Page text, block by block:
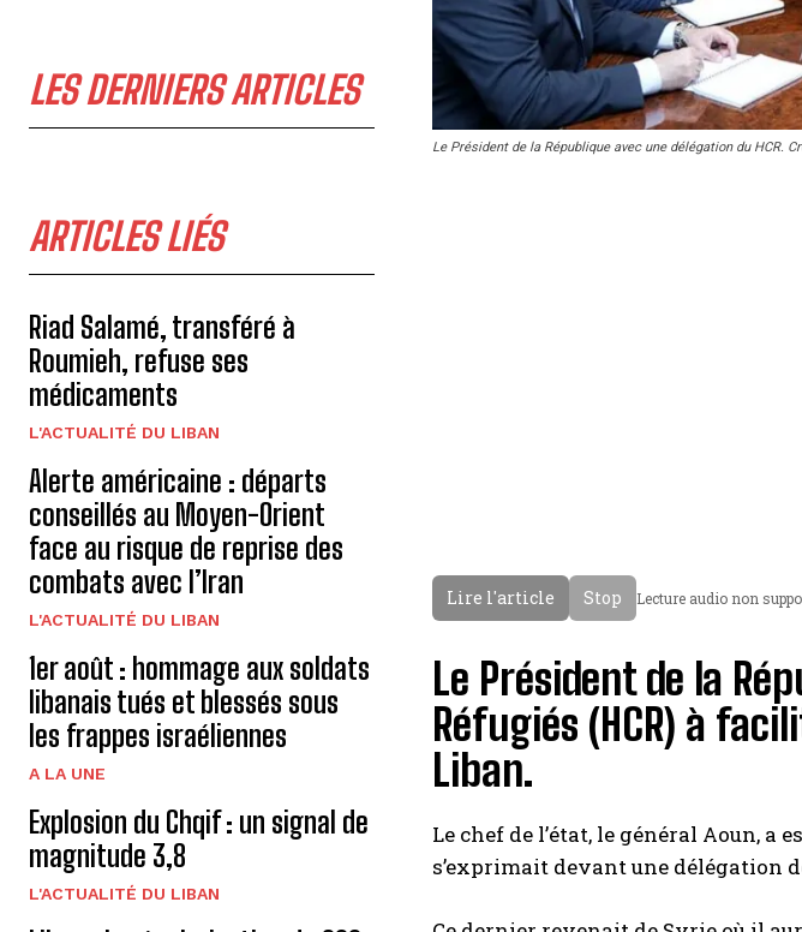
LES DERNIERS ARTICLES
ARTICLES LIÉS
Riad Salamé, transféré à
Roumieh, refuse ses
médicaments
L'ACTUALITÉ DU LIBAN
Alerte américaine : départs
conseillés au Moyen-Orient
face au risque de reprise des
combats avec l’Iran
L'ACTUALITÉ DU LIBAN
1er août : hommage aux soldats
libanais tués et blessés sous
les frappes israéliennes
A LA UNE
Explosion du Chqif : un signal de
magnitude 3,8
L'ACTUALITÉ DU LIBAN
Le Président de la République avec une délégation du HCR.
Lire l'article Stop Lecture audio non
Le Président de la
Réfugiés (HCR) à
Liban.
Le chef de l’état, le général Aoun, a
s’exprimait devant une délégation